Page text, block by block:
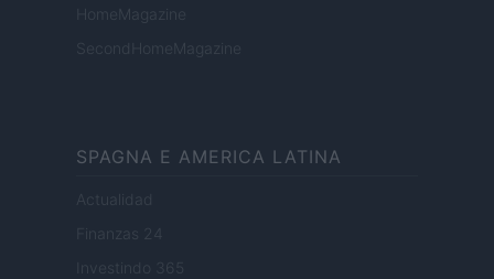
HomeMagazine
SecondHomeMagazine
SPAGNA E AMERICA LATINA
Actualidad
Finanzas 24
Investindo 365